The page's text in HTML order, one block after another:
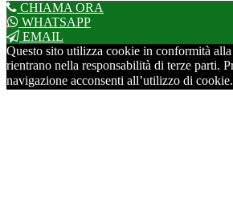
CHIAMA ORA
WHATSAPP
EMAIL
Questo sito utilizza cookie in conformità
rientrano nella responsabilità di terze parti.
navigazione acconsenti all’utilizzo di cookie.